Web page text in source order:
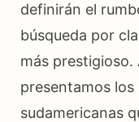
definirán el
búsqueda por
más
presentamos
sudamericanas